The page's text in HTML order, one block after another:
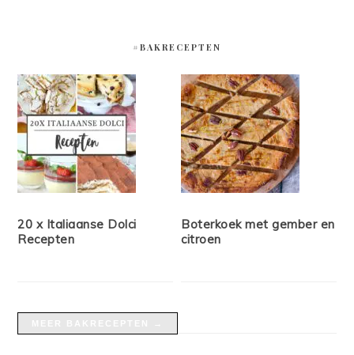
#BAKRECEPTEN
20 x Italiaanse Dolci
Recepten
Boterkoek met gember en
citroen